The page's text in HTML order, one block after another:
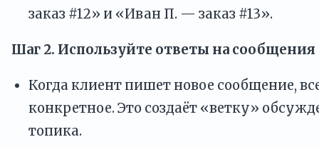
заказ #12» и «Иван П. — заказ #13».
Шаг 2. Используйте ответы на сообщения
Когда клиент пишет новое сообщение,
конкретное. Это создаёт «ветку»
топика.